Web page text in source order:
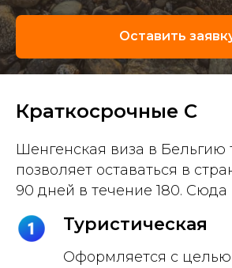
Оставить
Краткосрочные C
Шенгенская виза в Бельгию
позволяет оставаться в
90 дней в течение 180. Сюда
Туристическая
Оформляется с целью